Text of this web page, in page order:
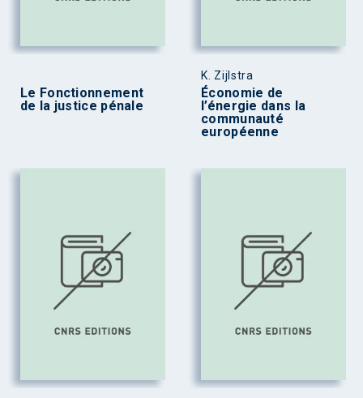
Le Fonctionnement
de la justice pénale
K. Zijlstra
Économie de
l’énergie dans la
communauté
européenne